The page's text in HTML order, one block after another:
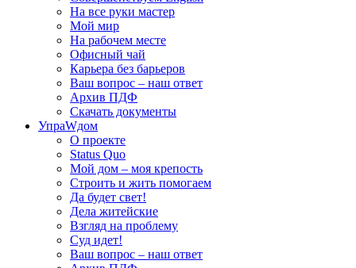
На все руки мастер
Мой мир
На рабочем месте
Офисный чай
Карьера без барьеров
Ваш вопрос – наш ответ
Архив ПДФ
Скачать документы
УпраWдом
О проекте
Status Quo
Мой дом – моя крепость
Строить и жить помогаем
Да будет свет!
Дела житейские
Взгляд на проблему
Суд идет!
Ваш вопрос – наш ответ